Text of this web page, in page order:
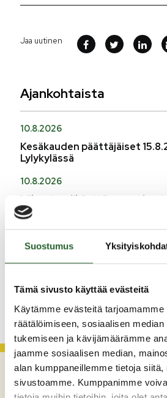
Suostumus
Tämä sivusto käyttää evästeitä
Käytämme evästeitä
räätälöimiseen, sosiaalisen
tukemiseen ja kävijämäärämme
jaamme sosiaalisen median,
alan kumppaneillemme tietoja
sivustoamme. Kumppanimme
Jaa uutinen
Ajankohtaista
10.8.2026
Kesäkauden päättäjäiset
Lylykylässä
10.8.2026
Liikuntasalikäyttövuorot
2026-2027
5.8.2026
Monitoimitalon kirjasto menee
perjantaina klo 12.00